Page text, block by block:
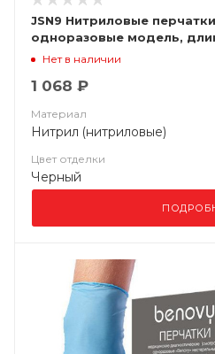
JSN9 Нитриловые
одноразовые модель,
0,15мм, (уп. 100шт) Jeta Saf
Нет в наличии
1 068 ₽
Материал
Нитрил (нитриловые)
Цвет отделки
Черный